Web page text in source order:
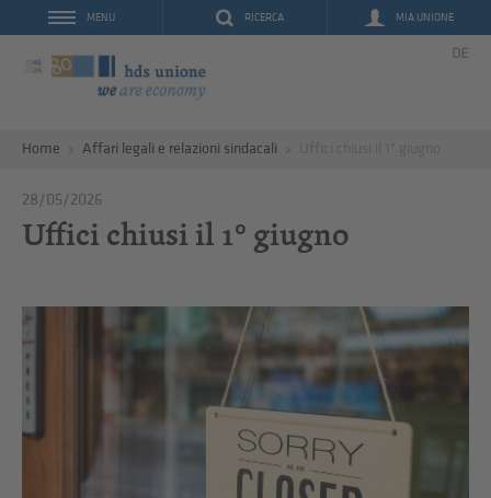
RICERCA MIA UNIONE
MENU
DE
Home Affari legali e relazioni sindacali
28/05/2026
Uffici chiusi il 1° giugno